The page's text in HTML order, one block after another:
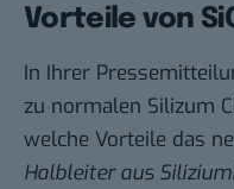
Vorteile von
In Ihrer
zu normalen Silizum
welche Vorteile das
Halbleiter aus